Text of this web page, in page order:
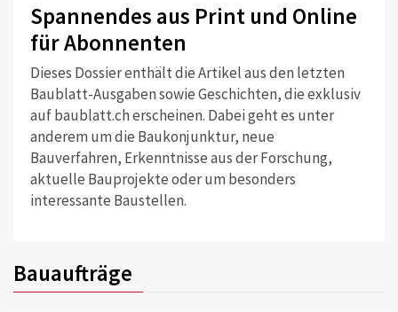
Spannendes aus Print und Online
für Abonnenten
Dieses Dossier enthält die Artikel aus den letzten
Baublatt-Ausgaben sowie Geschichten, die exklusiv
auf baublatt.ch erscheinen. Dabei geht es unter
anderem um die Baukonjunktur, neue
Bauverfahren, Erkenntnisse aus der Forschung,
aktuelle Bauprojekte oder um besonders
interessante Baustellen.
Bauaufträge